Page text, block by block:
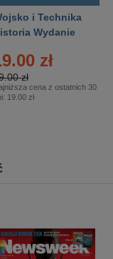
i Technika
Wydanie
2/2026 zł
zł
cena z ostatnich 30
19.00 zł